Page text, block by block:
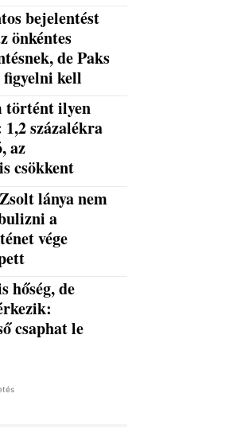
bejelentést
önkéntes
de Paks
kell
történt ilyen
százalékra
az
csökkent
lánya nem
a
vége
hőség, de
csaphat le